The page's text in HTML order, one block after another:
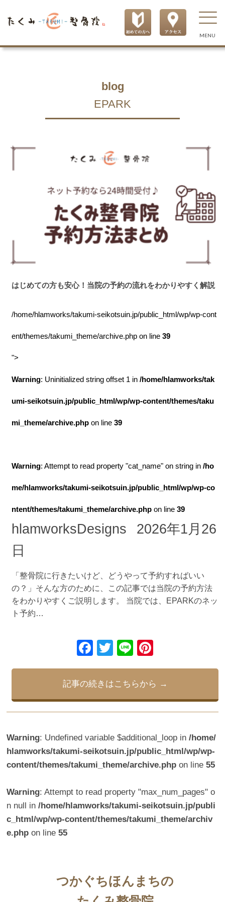
MENU
blog
EPARK
はじめての方も安心！当院の予約の流れをわかりやすく解説
/home/hlamworks/takumi-seikotsuin.jp/public_html/wp/wp-cont
ent/themes/takumi_theme/archive.php on line39
">
Warning: Uninitialized string offset 1 in/home/hlamworks/tak
umi-seikotsuin.jp/public_html/wp/wp-content/themes/taku
mi_theme/archive.php on line39
Warning: Attempt to read property "cat_name" on string in/ho
me/hlamworks/takumi-seikotsuin.jp/public_html/wp/wp-co
ntent/themes/takumi_theme/archive.php on line39
hlamworksDesigns
2026年1月26
日
「整骨院に行きたいけど、どうやって予約すればいい
の？」そんな方のために、この記事では当院の予約方法
をわかりやすくご説明します。 当院では、EPARKのネッ
ト予約…
F
a
c
e
b
o
k
T
wi
tt
er
Li
n
e
nt
er
e
st
記事の続きはこちらから
Warning: Undefined variable $additional_loop in/home/
hlamworks/takumi-seikotsuin.jp/public_html/wp/wp-
content/themes/takumi_theme/archive.php on line55
Warning: Attempt to read property "max_num_pages" o
n null in/home/hlamworks/takumi-seikotsuin.jp/publi
c_html/wp/wp-content/themes/takumi_theme/archiv
e.php on line55
つかぐちほんまちの